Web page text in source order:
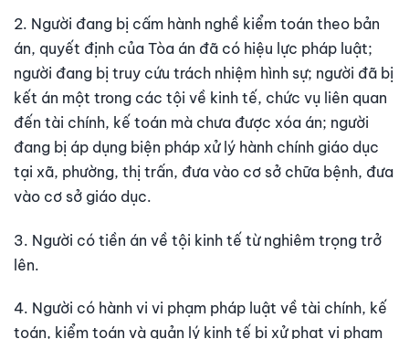
2. Người đang bị cấm hành nghề kiểm toán theo bản
án, quyết định của Tòa án đã có hiệu lực pháp luật;
người đang bị truy cứu trách nhiệm hình sự; người đã bị
kết án một trong các tội về kinh tế, chức vụ liên quan
đến tài chính, kế toán mà chưa được xóa án; người
đang bị áp dụng biện pháp xử lý hành chính giáo dục
tại xã, phường, thị trấn, đưa vào cơ sở chữa bệnh, đưa
vào cơ sở giáo dục.
3. Người có tiền án về tội kinh tế từ nghiêm trọng trở
lên.
4. Người có hành vi vi phạm pháp luật về tài chính, kế
toán, kiểm toán và quản lý kinh tế bị xử phạt vi phạm